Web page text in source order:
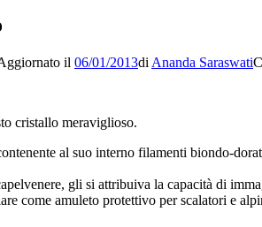
il 06/01/2013di Ananda Saraswati
cristallo meraviglioso.
al suo interno filamenti biondo-
gli si attribuiva la capacità di
come amuleto protettivo per scalatori e